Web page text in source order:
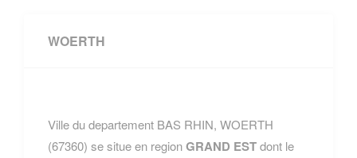
WOERTH
Ville du departement BAS RHIN, WOERTH
(67360) se situe en regionGRAND ESTdont le